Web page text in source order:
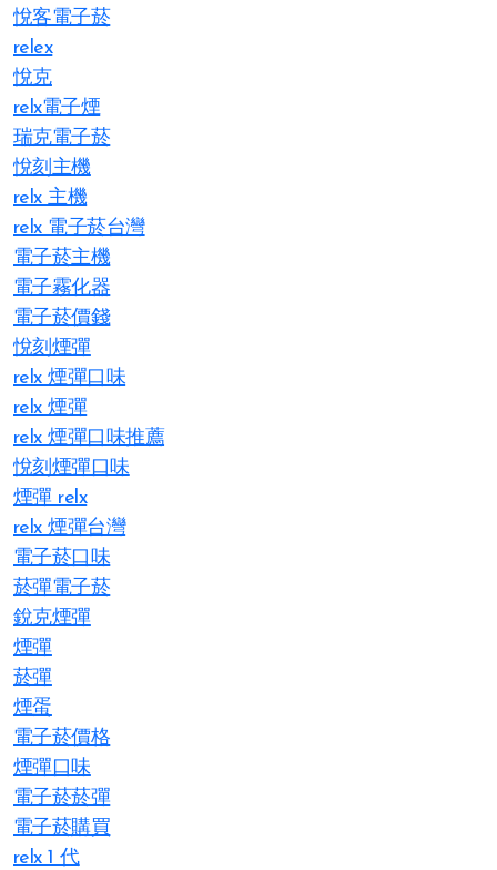
悅客電子菸
relex
悅克
relx電子煙
瑞克電子菸
悅刻主機
relx 主機
relx 電子菸台灣
電子菸主機
電子霧化器
電子菸價錢
悅刻煙彈
relx 煙彈口味
relx 煙彈
relx 煙彈口味推薦
悅刻煙彈口味
煙彈 relx
relx 煙彈台灣
電子菸口味
菸彈電子菸
銳克煙彈
煙彈
菸彈
煙蛋
電子菸價格
煙彈口味
電子菸菸彈
電子菸購買
relx 1 代